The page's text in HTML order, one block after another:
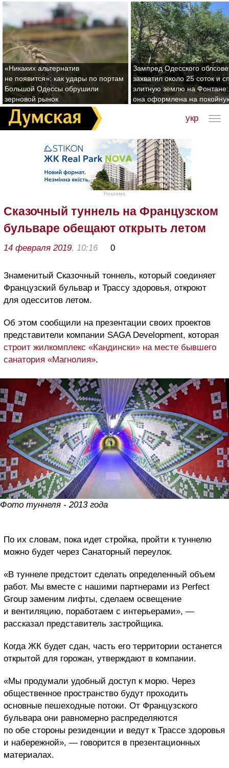
«Никаких альтернатив
не появится»: как удары по портам
Большой Одессы обрушили
зерновой рынок
Зампред Одесского
захватил около 25 соток и
элитную землю на Фонтане:
она оформлена на
укр
Реклама
Сказочный туннель на Французском
бульваре обещают открыть летом
14 февраля 2019, 10:16 0
Знаменитый Сказочный тоннель, который соединяет
Французский бульвар и Трассу здоровья, откроют
для одесситов летом.
Об этом сообщили на презентации своих проектов
представители компании SAGA Development, которая
строит жилкомплекс «Кандински» на месте бывшего
санатория «Магнолия».
Фото туннеля - 2013 года
По их словам, пока идет стройка, пройти к туннелю
можно будет через Санаторный переулок.
«В туннеле предстоит сделать определенный объем
работ. Мы вместе с нашими партнерами из Perfect
Group заменим лифты, сделаем освещение
и вентиляцию, поработаем с интерьерами», —
рассказал представитель застройщика.
Когда ЖК будет сдан, часть его территории останется
открытой для горожан, утверждают в компании.
«Мы продумали удобный доступ к морю. Через
общественное пространство будут проходить
основные пешеходные потоки. От Французского
бульвара они равномерно распределяются
по обе стороны резиденции и ведут к Трассе здоровья
и набережной», — говорится в презентационных
материалах.